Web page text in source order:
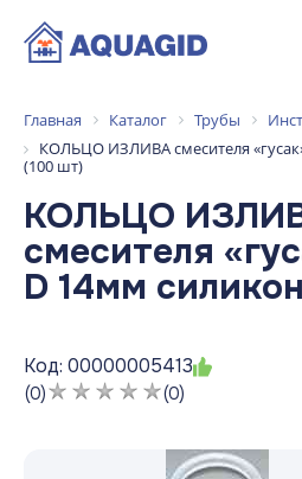
Главная Каталог Трубы
КОЛЬЦО ИЗЛИВА смесителя
(100 шт)
КОЛЬЦО
смесителя
D 14мм
Код: 00000005413
(0) (0)